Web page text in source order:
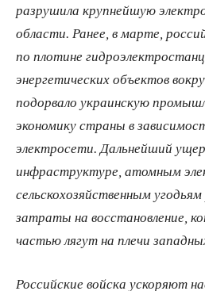
разрушила крупнейшую
области. Ранее, в марте,
по плотине
энергетических объектов
подорвало украинскую
экономику страны в
электросети. Дальнейший
инфраструктуре, атомным
сельскохозяйственным
затраты на восстановление,
частью лягут на плечи
Российские войска ускоряют